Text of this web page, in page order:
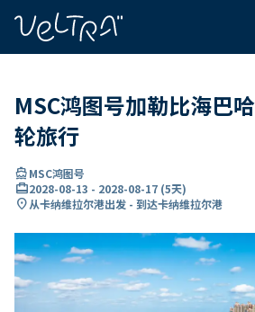
MSC鸿图号加勒比海巴
轮旅行
directions_boatMSC鸿图号
card_travel2028-08-13 - 2028-08-17 (5天)
location_on从卡纳维拉尔港出发 - 到达卡纳维拉尔港